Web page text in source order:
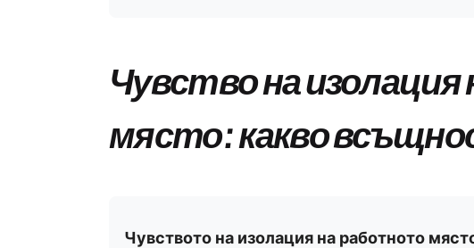
Чувство на
място: какво
Чувството на изолация на работното